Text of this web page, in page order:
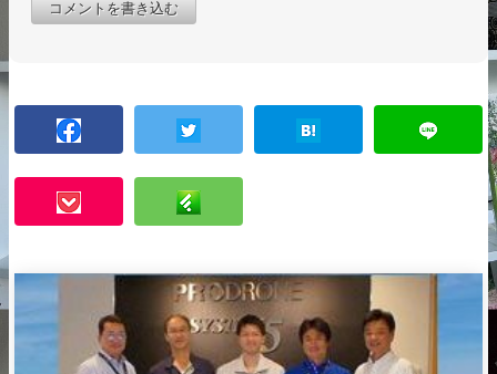
コメントを書き込む